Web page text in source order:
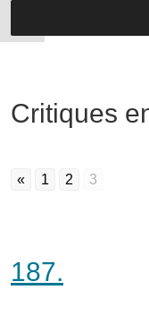
Critiques
« 1 2 3
187.